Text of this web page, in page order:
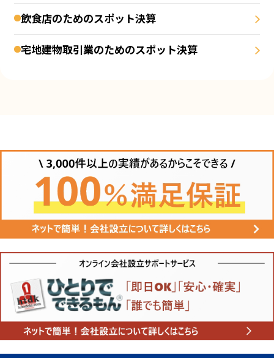
飲食店のためのスポット決算
宅地建物取引業のためのスポット決算